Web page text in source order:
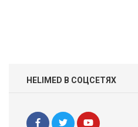
HELIMED В СОЦСЕТЯХ